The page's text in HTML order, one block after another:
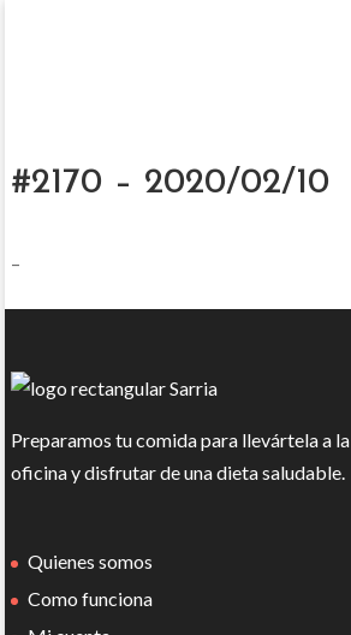
#2170 – 2020/02/10
–
Preparamos tu comida para llevártela a la
oficina y disfrutar de una dieta saludable.
Quienes somos
Como funciona